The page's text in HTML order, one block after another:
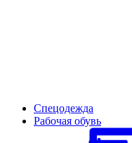
Спецодежда
Рабочая обувь